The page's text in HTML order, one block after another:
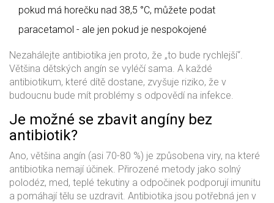
pokud má horečku nad 38,5 °C, můžete podat
paracetamol - ale jen pokud je nespokojené
Nezahálejte antibiotika jen proto, že „to bude rychlejší“.
Většina dětských angín se vyléčí sama. A každé
antibiotikum, které dítě dostane, zvyšuje riziko, že v
budoucnu bude mít problémy s odpovědí na infekce.
Je možné se zbavit angíny bez
antibiotik?
Ano, většina angín (asi 70-80 %) je způsobena viry, na které
antibiotika nemají účinek. Přirozené metody jako solný
polodéz, med, teplé tekutiny a odpočinek podporují imunitu
a pomáhají tělu se uzdravit. Antibiotika jsou potřebná jen v